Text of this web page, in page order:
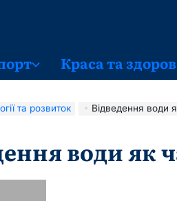
Краса та
та розвиток Відведення води
води як